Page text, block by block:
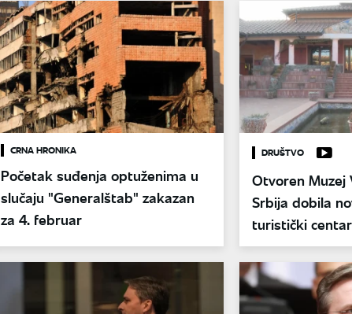
CRNA HRONIKA
Početak suđenja optuženima u
slučaju "Generalštab" zakazan
za 4. februar
DRUŠTVO
Otvoren Muzej
Srbija dobila
turistički centar